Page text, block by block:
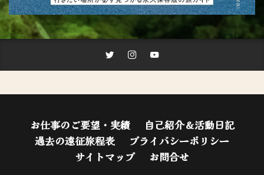
お仕事のご要望・実績
自己紹介＆活動日記
過去の遠征旅程表
プライバシーポリシー
サイトマップ
お問合せ